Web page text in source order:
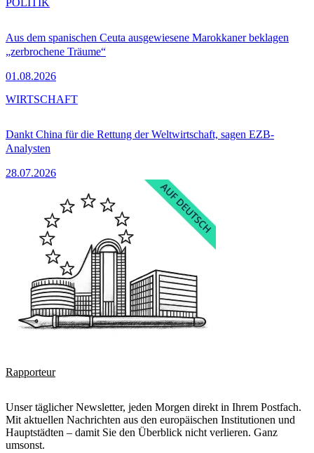
Aus dem spanischen Ceuta ausgewiesene Marokkaner beklagen
„zerbrochene Träume“
01.08.2026
POLITIK
Dankt China für die Rettung der Weltwirtschaft, sagen EZB-
Analysten
28.07.2026
WIRTSCHAFT
Rapporteur
Unser täglicher Newsletter, jeden Morgen direkt in Ihrem Postfach.
Mit aktuellen Nachrichten aus den europäischen Institutionen und
Hauptstädten – damit Sie den Überblick nicht verlieren. Ganz
umsonst.